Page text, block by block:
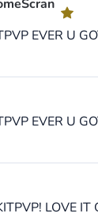
EVER U
EVER U
LOVE IT